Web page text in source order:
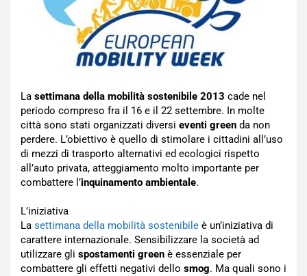
La settimana della mobilità sostenibile 2013 cade nel
periodo compreso fra il 16 e il 22 settembre. In molte
città sono stati organizzati diversi eventi green da non
perdere. L’obiettivo è quello di stimolare i cittadini all’uso
di mezzi di trasporto alternativi ed ecologici rispetto
all’auto privata, atteggiamento molto importante per
combattere l’inquinamento ambientale.
L’iniziativa
La settimana della mobilità sostenibile è un’iniziativa di
carattere internazionale. Sensibilizzare la società ad
utilizzare gli spostamenti green è essenziale per
combattere gli effetti negativi dello smog. Ma quali sono i